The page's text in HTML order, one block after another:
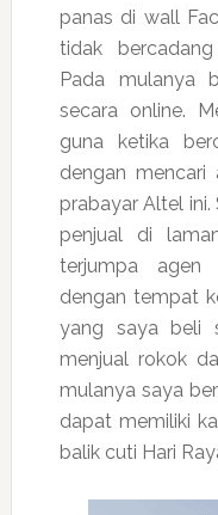
panas di wall
tidak
Pada mulanya
secara online.
guna ketika
dengan
prabayar Altel
penjual di
terjumpa agen
dengan tempat
yang saya beli
menjual rokok
mulanya saya
dapat memiliki
balik cuti Hari